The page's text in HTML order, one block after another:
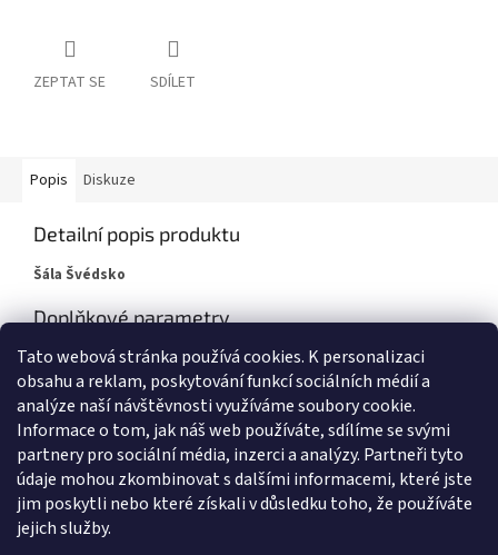
Tato webová stránka používá cookies. K personalizaci
obsahu a reklam, poskytování funkcí sociálních médií a
analýze naší návštěvnosti využíváme soubory cookie.
Informace o tom, jak náš web používáte, sdílíme se svými
partnery pro sociální média, inzerci a analýzy. Partneři tyto
údaje mohou zkombinovat s dalšími informacemi, které jste
jim poskytli nebo které získali v důsledku toho, že používáte
jejich služby.
ZEPTAT SE SDÍLET
Popis Diskuze
Detailní popis produktu
Šála Švédsko
Doplňkové parametry
Kategorie:
HOKEJ
Hmotnost: 0.3 kg
Zboží.cz Heureka.cz Námořnická trička Levné ubytování Praha